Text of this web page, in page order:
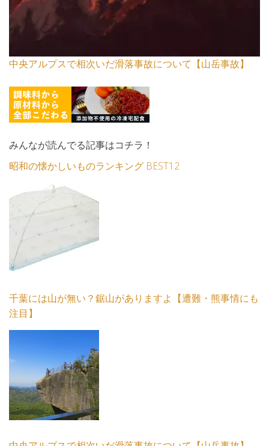
中央アルプスで相次いだ滑落事故について【山岳事故】
みんなが読んでる記事はコチラ！
昭和の懐かしいものランキング BEST12
千葉には山が無い？鋸山がありますよ【遭難・熊事情にも
注目】